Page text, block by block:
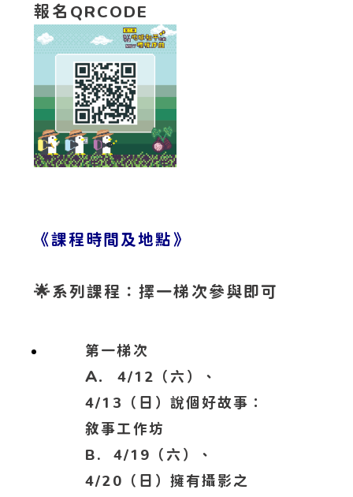
報名QRCODE
《課程時間及地點》
🌟系列課程：擇一梯次參與即可
第一梯次
A. 4/12（六）、
4/13（日）說個好故事：
敘事工作坊
B. 4/19（六）、
4/20（日）擁有攝影之